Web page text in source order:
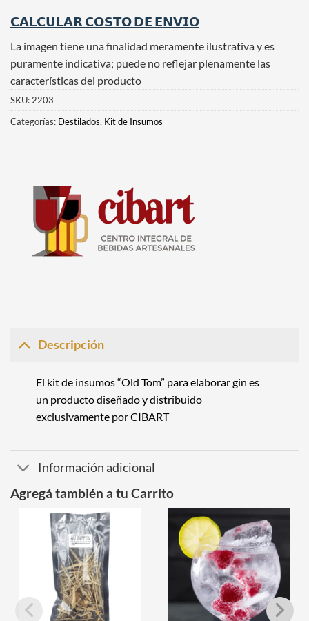
𝗖𝗔𝗟𝗖𝗨𝗟𝗔𝗥 𝗖𝗢𝗦𝗧𝗢 𝗗𝗘 𝗘𝗡𝗩𝗜𝗢
La imagen tiene una finalidad meramente ilustrativa y es
puramente indicativa; puede no reflejar plenamente las
características del producto
SKU: 2203
Categorías: Destilados, Kit de Insumos
Descripción
El kit de insumos “Old Tom” para elaborar gin es
un producto diseñado y distribuido
exclusivamente por CIBART
Información adicional
Agregá también a tu Carrito